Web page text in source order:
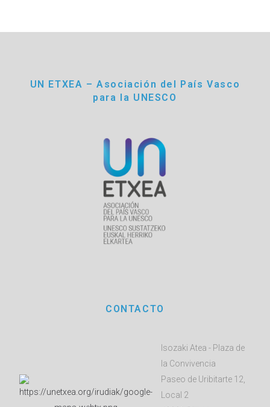
UN ETXEA – Asociación del País Vasco
para la UNESCO
CONTACTO
Isozaki Atea - Plaza de
la Convivencia
Paseo de Uribitarte 12,
Local 2